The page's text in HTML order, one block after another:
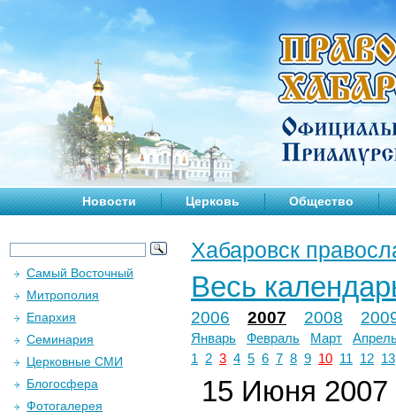
Новости Церковь Общество
Хабаровск
Весь
2006 2007 2008
Январь Февраль Март
1
2 3 4 5 6 7 8 9 10 11 12 13
15 Июня 2007
Самый Восточный
Митрополия
Епархия
Семинария
Церковные СМИ
Блогосфера
Фотогалерея